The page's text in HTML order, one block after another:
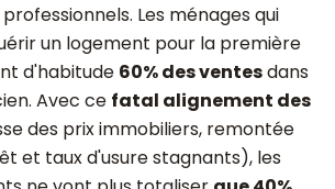
Les ménages qui
un logement pour la première
d'habitude 60% des ventesdans
Avec ce fatal alignement des
des prix immobiliers, remontée
et taux d'usure stagnants), les